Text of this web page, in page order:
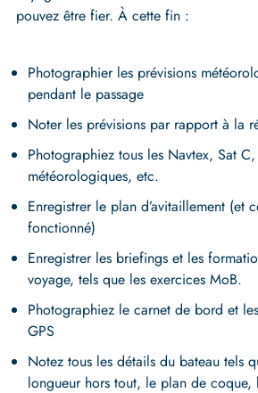
pouvez être fier. À cette fin :
Photographier les prévisions
pendant le passage
Noter les prévisions par rapport à la
Photographiez tous les Navtex, Sat
météorologiques, etc.
Enregistrer le plan d’avitaillement (et
fonctionné)
Enregistrer les briefings et les
voyage, tels que les exercices MoB.
Photographiez le carnet de bord et
GPS
Notez tous les détails du bateau tels
longueur hors tout, le plan de coque,